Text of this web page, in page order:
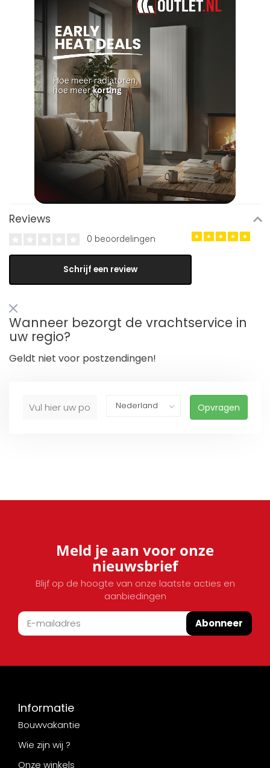
Reviews
0 beoordelingen
Schrijf een review
Wanneer bezorgt de vrachtservice in
uw regio?
Geldt niet voor postzendingen!
Opvragen
Meld je aan voor onze
nieuwsbrief
Blijf op de hoogte van onze laatste acties en
aanbiedingen
Abonneer
Informatie
Bouwvakantie
Wie zijn wij ?
Onze winkels